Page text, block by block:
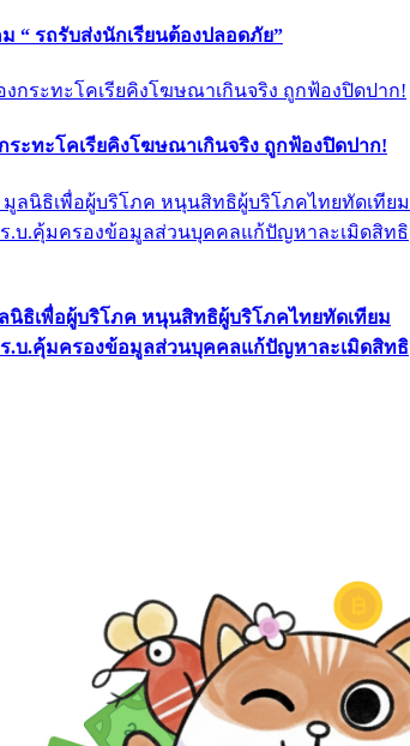
“ รถรับส่งนักเรียนต้องปลอดภัย”
ระทะโคเรียคิงโฆษณาเกินจริง ถูกฟ้องปิดปาก!
นิธิเพื่อผู้บริโภค หนุนสิทธิผู้บริโภคไทยทัดเทียม
.บ.คุ้มครองข้อมูลส่วนบุคคลแก้ปัญหาละเมิดสิทธิ